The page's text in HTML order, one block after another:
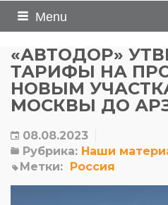
Menu
«АВТОДОР»
ТАРИФЫ НА
НОВЫМ
МОСКВЫ ДО
08.08.2023
Рубрика: Наши
Метки: Россия